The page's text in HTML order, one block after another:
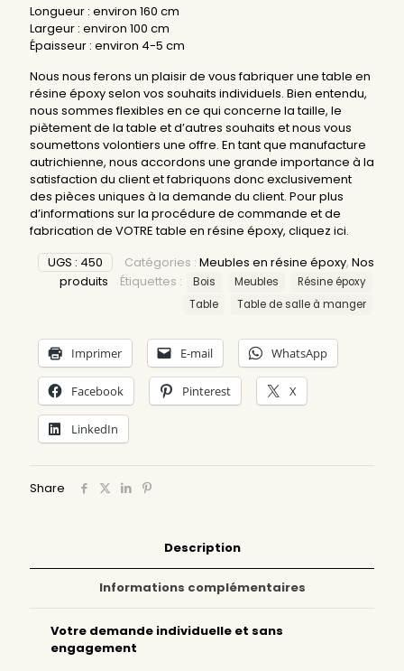
Longueur : environ 160 cm
Largeur : environ 100 cm
Épaisseur : environ 4-5 cm
Nous nous ferons un plaisir de vous fabriquer une table en
résine époxy selon vos souhaits individuels. Bien entendu,
nous sommes flexibles en ce qui concerne la taille, le
piètement de la table et d’autres souhaits et nous vous
soumettons volontiers une offre. En tant que manufacture
autrichienne, nous accordons une grande importance à la
satisfaction du client et fabriquons donc exclusivement
des pièces uniques à la demande du client. Pour plus
d’informations sur la procédure de commande et de
fabrication de VOTRE table en résine époxy, cliquez ici.
UGS : 450 Catégories : Meubles en résine époxy, Nos
produits
Étiquettes : Bois Meubles
Résine époxy
Table
Table de salle à manger
Imprimer E-mail WhatsApp
Facebook Pinterest X
LinkedIn
Share
Description
Informations complémentaires
Votre demande individuelle et sans
engagement